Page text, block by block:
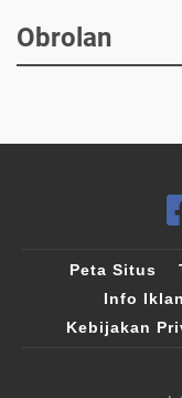
Obrolan
Peta Situs
Info Iklan
Kebijakan